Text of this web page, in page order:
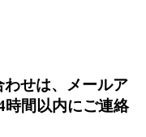
せは、メールア
時間以内にご連絡